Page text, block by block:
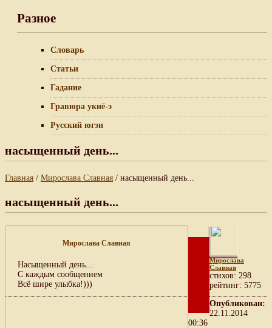
Разное
Словарь
Статьи
Гадание
Гравюра укиё-э
Русский югэн
насыщенный день...
Главная / Мирослава Славная / насыщенный день...
насыщенный день...
Мирослава Славная
Насыщенный день...
С каждым сообщением
Всё шире улыбка!)))
Мирослава
Славная
cтихов: 298
рейтинг: 5775
Опубликован:
22.11.2014
00:36